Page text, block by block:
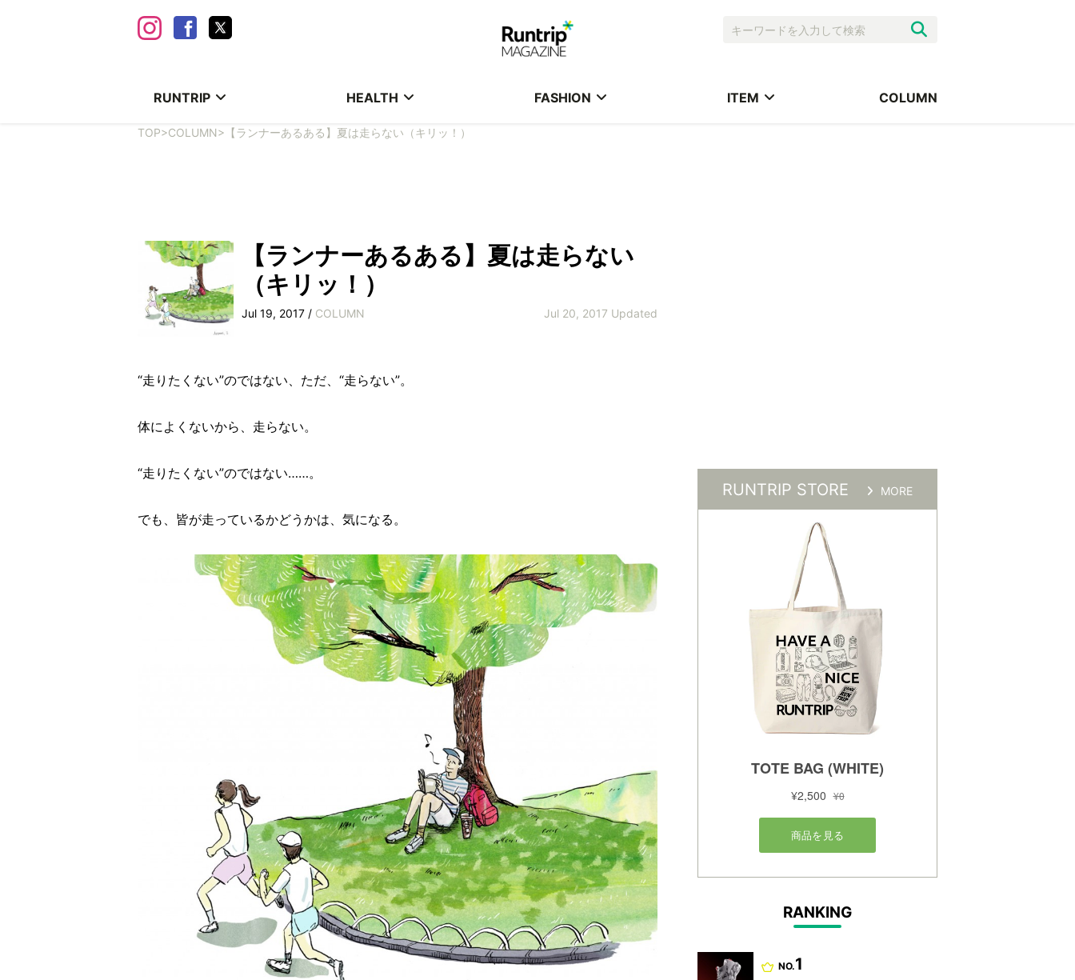
RUNTRIP HEALTH FASHION ITEM COLUMN
TOP>COLUMN> 【ランナーあるある】夏は走らない（キリッ！）
【ランナーあるある】夏は走らない
（キリッ！）
Jul 19, 2017 / COLUMN Jul 20, 2017 Updated
“走りたくない”のではない、ただ、“走らない”。
体によくないから、走らない。
“走りたくない”のではない……。
でも、皆が走っているかどうかは、気になる。
RUNTRIP STORE MORE
RANKING
NO.1